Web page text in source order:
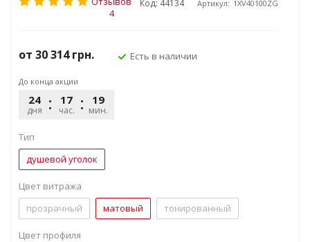
4
Код: 44134 Артикул: 1XV40100ZG
от 30 314 грн. Есть в наличии
До конца акции
24
дня
17
час.
19
мин.
Тип
душевой уголок
Цвет витража
прозрачный
матовый тонированный
Цвет профиля